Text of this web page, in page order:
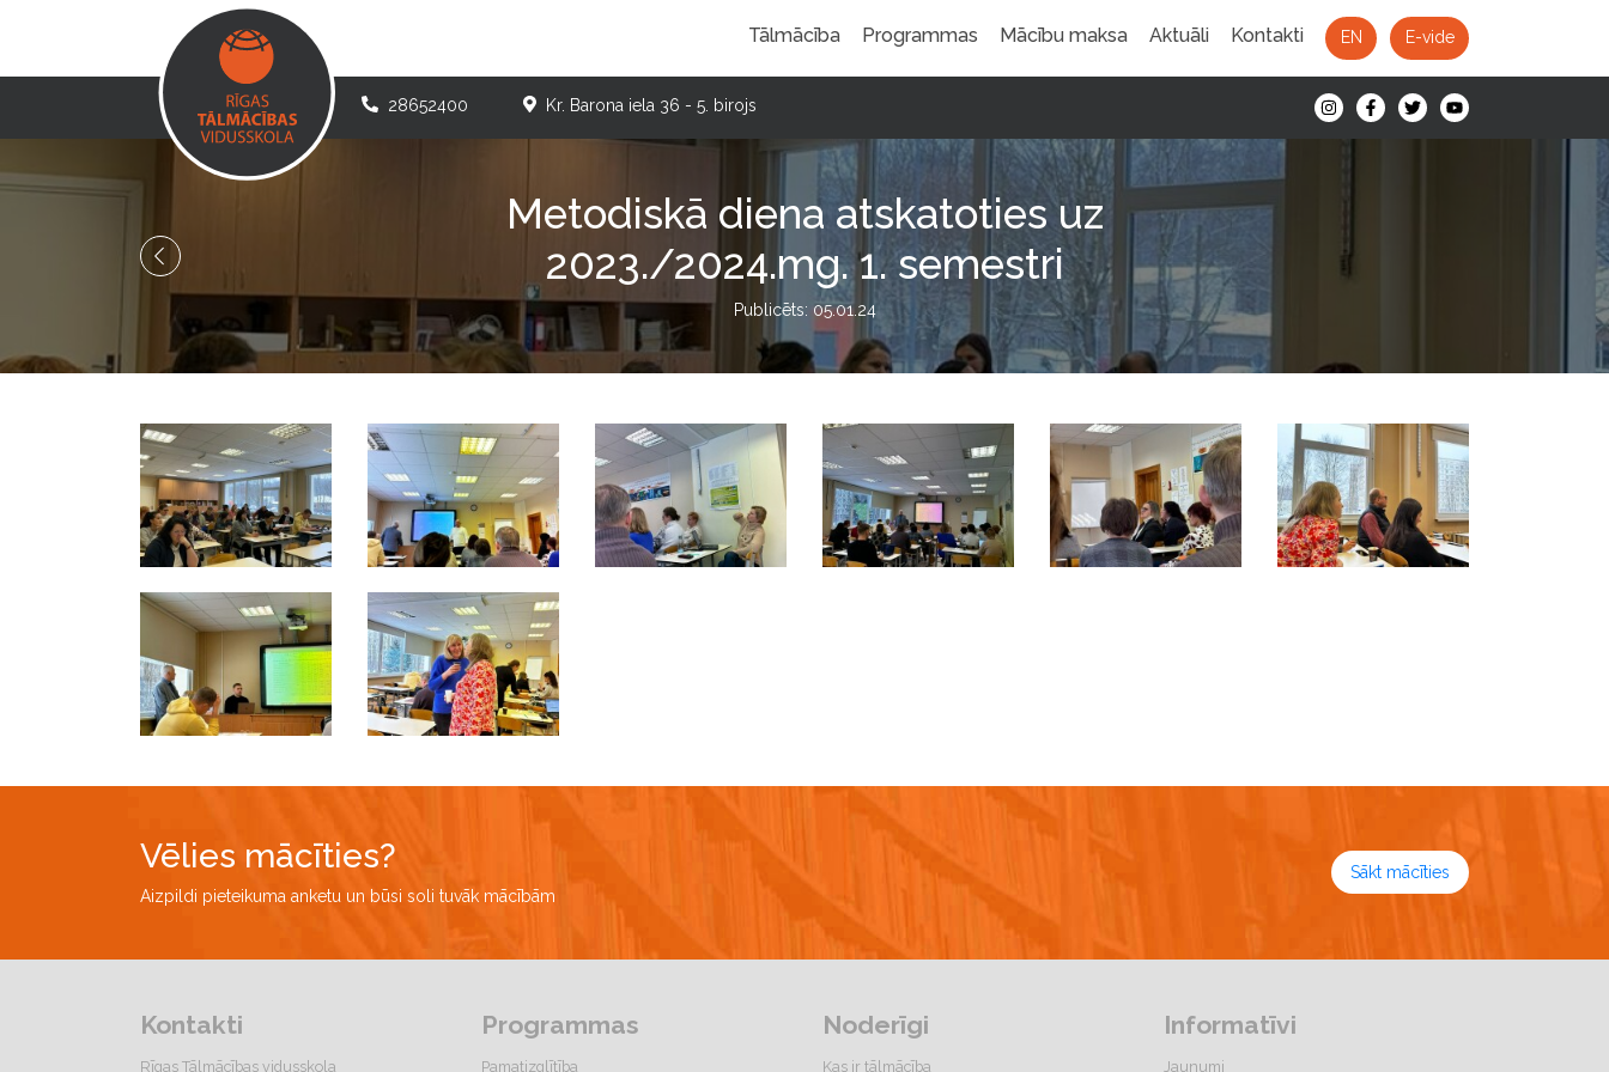
Tālmācība Programmas Mācību maksa Aktuāli Kontakti EN E-vide
28652400 Kr. Barona iela 36 - 5. birojs
Metodiskā diena atskatoties uz
2023./2024.mg. 1. semestri
Publicēts: 05.01.24
Vēlies mācīties?
Aizpildi pieteikuma anketu un būsi soli tuvāk mācībām
Sākt mācīties
Kontakti
Rīgas Tālmācības vidusskola
Programmas
Pamatizglītība
Noderīgi
Kas ir tālmācība
Informatīvi
Jaunumi